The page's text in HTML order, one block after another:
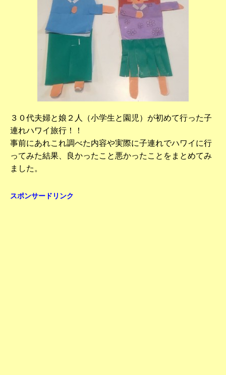
３０代夫婦と娘２人（小学生と園児）が初めて行った子
連れハワイ旅行！！
事前にあれこれ調べた内容や実際に子連れでハワイに行
ってみた結果、良かったこと悪かったことをまとめてみ
ました。
スポンサードリンク